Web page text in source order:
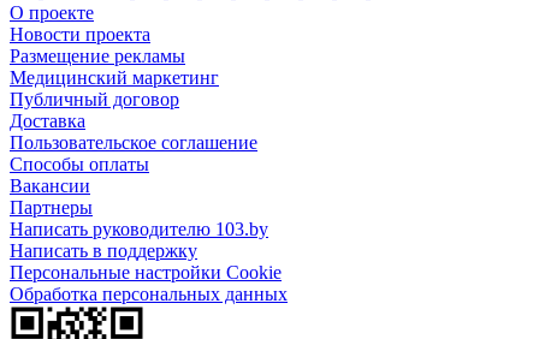
О проекте
Новости проекта
Размещение рекламы
Медицинский маркетинг
Публичный договор
Доставка
Пользовательское соглашение
Способы оплаты
Вакансии
Партнеры
Написать руководителю 103.by
Написать в поддержку
Персональные настройки Cookie
Обработка персональных данных